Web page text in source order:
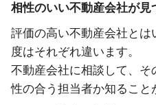
相性のいい不動産会社が見
評価の高い不動産会社と
度はそれぞれ違います。
不動産会社に相談して、
性の合う担当者か知ること